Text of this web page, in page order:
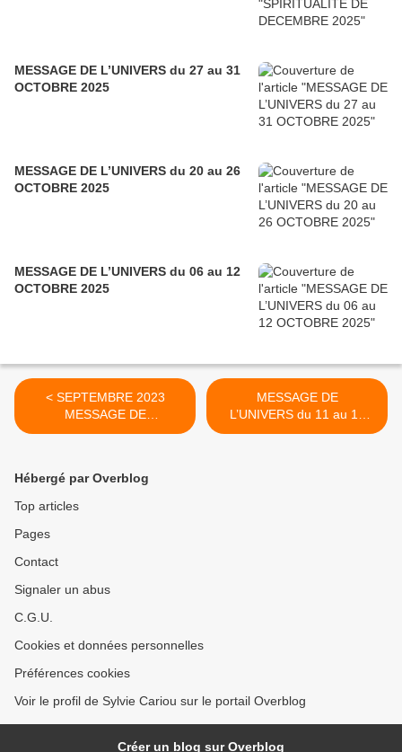
MESSAGE DE L’UNIVERS du 27 au 31
OCTOBRE 2025
MESSAGE DE L’UNIVERS du 20 au 26
OCTOBRE 2025
MESSAGE DE L’UNIVERS du 06 au 12
OCTOBRE 2025
< SEPTEMBRE 2023
MESSAGE DE
L’UNIVERS du 1er au 03
MESSAGE DE
L’UNIVERS du 11 au 17
SEPTEMBRE 2023 >
Hébergé par Overblog
Top articles
Pages
Contact
Signaler un abus
C.G.U.
Cookies et données personnelles
Préférences cookies
Voir le profil de Sylvie Cariou sur le portail Overblog
Créer un blog sur Overblog